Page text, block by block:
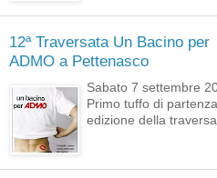
12ª Traversata Un Bacino per
ADMO a Pettenasco
Sabato 7 settembre
Primo tuffo di
edizione della